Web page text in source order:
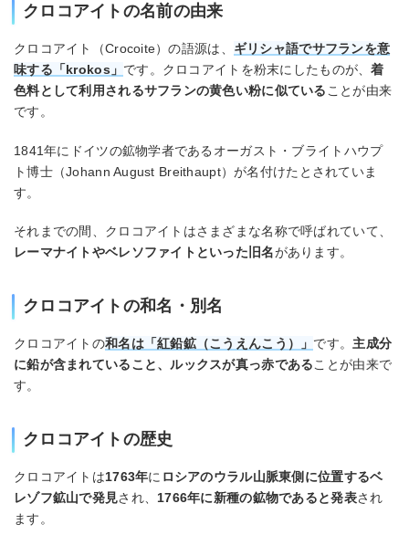
クロコアイトの名前の由来
クロコアイト（Crocoite）の語源は、 ギリシャ語でサフランを意
味する「krokos」 です。クロコアイトを粉末にしたものが、着
色料として利用されるサフランの黄色い粉に似ている ことが由来
です。
1841年にドイツの鉱物学者であるオーガスト・ブライトハウプ
ト博士（Johann August Breithaupt）が名付けたとされていま
す。
それまでの間、クロコアイトはさまざまな名称で呼ばれていて、
レーマナイトやベレソファイトといった旧名があります。
クロコアイトの和名・別名
クロコアイトの和名は「紅鉛鉱（こうえんこう）」 です。主成分
に鉛が含まれていること、ルックスが真っ赤であることが由来で
す。
クロコアイトの歴史
クロコアイトは1763年に ロシアのウラル山脈東側に位置するベ
レゾフ鉱山で発見され、1766年に新種の鉱物であると発表され
ます。